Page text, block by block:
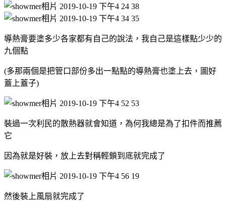
導熱膏要塗多少各家都有自己的說法，我自己是這樣點少少的
九個點
(多那兩個是把管口部份多出一點點的導熱膏也塗上去，圖好
蓋上蓋子)
裝過一次利民的散熱器就會知道，為何我總是為了扣件而推薦
它
因為就是好裝，放上去對稱輕鎖到底就完成了
然後裝上風扇就完成了